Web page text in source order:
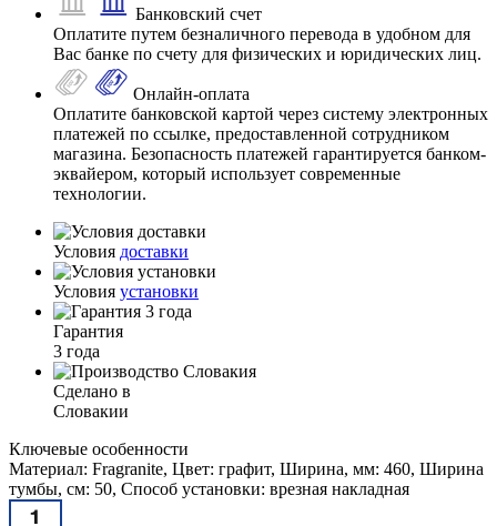
Банковский счет
Оплатите путем безналичного перевода в удобном для
Вас банке по счету для физических и юридических лиц.
Онлайн-оплата
Оплатите банковской картой через систему электронных
платежей по ссылке, предоставленной сотрудником
магазина. Безопасность платежей гарантируется банком-
эквайером, который использует современные
технологии.
Условия доставки
Условия установки
Гарантия
3 года
Сделано в
Словакии
Ключевые особенности
Материал: Fragranite, Цвет: графит, Ширина, мм: 460, Ширина
тумбы, см: 50, Способ установки: врезная накладная